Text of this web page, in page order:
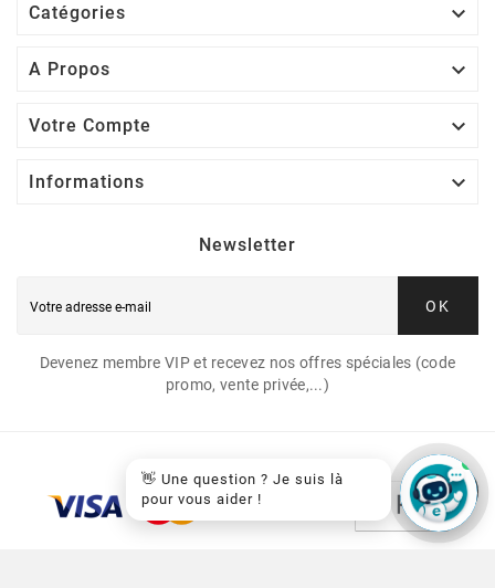
Catégories 
A Propos 
Votre Compte 
Informations 
Newsletter
OK
Devenez membre VIP et recevez nos offres spéciales (code
promo, vente privée,...)
👋 Une question ? Je suis là
pour vous aider !